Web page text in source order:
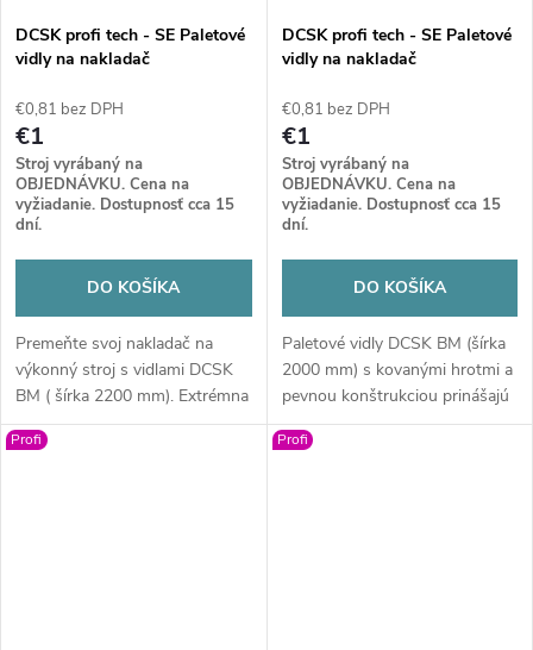
DCSK profi tech - SE Paletové
vidly na nakladač
€0,81 bez DPH
€1
Stroj vyrábaný na
OBJEDNÁVKU. Cena na
vyžiadanie. Dostupnosť cca 15
dní.
DO KOŠÍKA
Premeňte svoj nakladač na
výkonný stroj s vidlami DCSK
BM ( šírka 2200 mm). Extrémna
pevnosť, kované hroty a
inteligentná konštrukcia
DCSK profi tech - SE Paletové
vidly na nakladač
€0,81 bez DPH
€1
Stroj vyrábaný na
OBJEDNÁVKU. Cena na
vyžiadanie. Dostupnosť cca 15
dní.
DO KOŠÍKA
Paletové vidly DCSK BM (šírka
2000 mm) s kovanými hrotmi a
pevnou konštrukciou prinášajú
maximálnu stabilitu a bezpečnú
manipuláciu pre váš nakladač.
Profi Profi